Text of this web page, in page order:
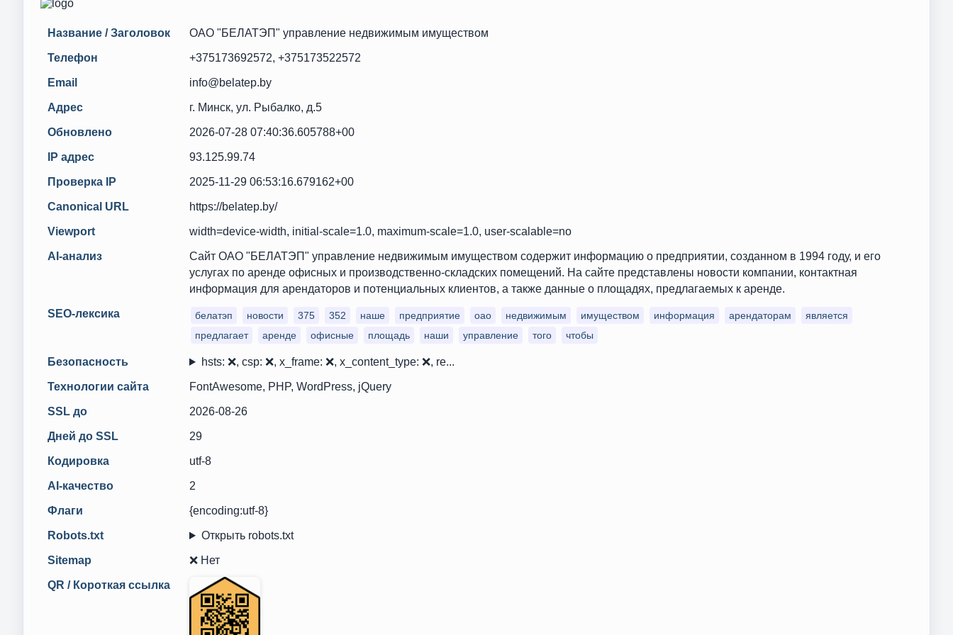
Название / Заголовок ОАО "БЕЛАТЭП" управление недвижимым имуществом
Телефон +375173692572, +375173522572
Email info@belatep.by
Адрес г. Минск, ул. Рыбалко, д.5
Обновлено 2026-07-28 07:40:36.605788+00
IP адрес 93.125.99.74
Проверка IP 2025-11-29 06:53:16.679162+00
Canonical URL https://belatep.by/
Viewport width=device-width, initial-scale=1.0, maximum-scale=1.0, user-scalable=no
AI-анализ
Сайт ОАО "БЕЛАТЭП" управление недвижимым имуществом содержит информацию о предприятии, созданном в 1994 году, и его
услугах по аренде офисных и производственно-складских помещений. На сайте представлены новости компании, контактная
информация для арендаторов и потенциальных клиентов, а также данные о площадях, предлагаемых к аренде.
SEO-лексика белатэп новости 375 352 наше предприятие оао недвижимым имуществом информация арендаторам
является
предлагает
аренде офисные площадь наши управление того чтобы
Безопасность hsts: ❌, csp: ❌, x_frame: ❌, x_content_type: ❌, re...
Технологии сайта FontAwesome, PHP, WordPress, jQuery
SSL до 2026-08-26
Дней до SSL 29
Кодировка utf-8
AI-качество 2
Флаги {encoding:utf-8}
Robots.txt Открыть robots.txt
Sitemap ❌ Нет
QR / Короткая ссылка